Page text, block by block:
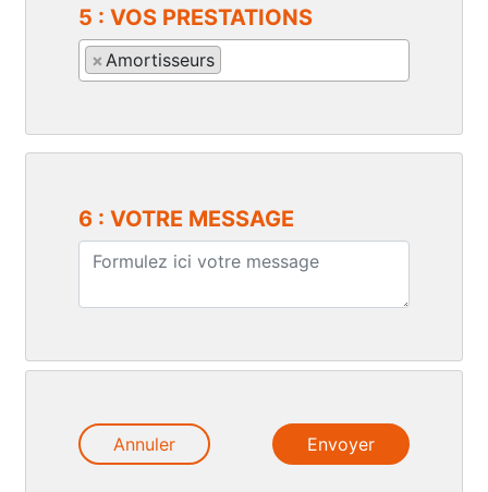
5 : VOS PRESTATIONS
× Amortisseurs
6 : VOTRE MESSAGE
Annuler